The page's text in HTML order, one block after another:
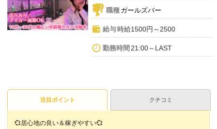
職種ガールズバー
給与時給1500円～2500
勤務時間21:00～LAST
注目ポイント クチコミ
💞居心地の良い＆稼ぎやすい💞